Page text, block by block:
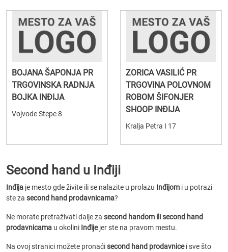
BOJANA ŠAPONJA PR
TRGOVINSKA RADNJA
BOJKA INĐIJA
Vojvode Stepe 8
ZORICA VASILIĆ PR
TRGOVINA POLOVNOM
ROBOM ŠIFONJER
SHOOP INĐIJA
Kralja Petra I 17
Second hand u Inđiji
Inđija je mesto gde živite ili se nalazite u prolazu Inđijom i u potrazi
ste za second hand prodavnicama?
Ne morate pretraživati dalje za second handom ili second hand
prodavnicama u okolini Inđijejer ste na pravom mestu.
Na ovoj stranici možete pronaćisecond hand prodavnicei sve što